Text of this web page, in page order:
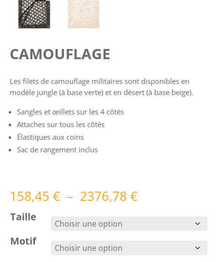
CAMOUFLAGE
Les filets de camouflage militaires sont disponibles en
modèle jungle (à base verte) et en désert (à base beige).
Sangles et œillets sur les 4 côtés
Attaches sur tous les côtés
Élastiques aux coins
Sac de rangement inclus
158,45 € – 2376,78 €Plage
Taille
Motif